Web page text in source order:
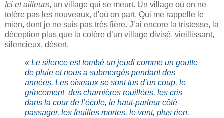
Ici et ailleurs, un village qui se meurt. Un village où on ne
tolère pas les nouveaux, d'où on part. Qui me rappelle le
mien, dont je ne suis pas très fière. J’ai encore la tristesse, la
déception plus que la colère d’un village divisé, vieillissant,
silencieux, désert.
« Le silence est tombé un jeudi comme un goutte
de pluie et nous a submergés pendant des
années. Les oiseaux se sont tus d’un coup, le
grincement des charnières rouillées, les cris
dans la cour de l’école, le haut-parleur côté
passager, les feuilles mortes, le vent, plus rien.